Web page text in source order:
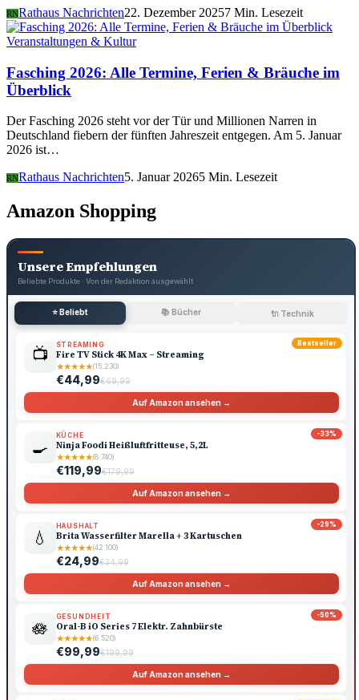
RNRathaus Nachrichten22. Dezember 20257 Min. Lesezeit
Veranstaltungen & Kultur
Fasching 2026: Alle Termine, Ferien & Bräuche im
Überblick
Der Fasching 2026 steht vor der Tür und Millionen Narren in
Deutschland fiebern der fünften Jahreszeit entgegen. Am 5. Januar
2026 ist…
RNRathaus Nachrichten5. Januar 20265 Min. Lesezeit
Amazon Shopping
Unsere Empfehlungen
Beliebte Produkte · Von der Redaktion ausgewählt
⭐ Beliebt 📚 Bücher 🔌 Technik
Bestseller
📺 STREAMING
Fire TV Stick 4K Max – Streaming
★★★★★(15.230)
€44,99€69,99
Auf Amazon ansehen →
-33%
🍳
KÜCHE
Ninja Foodi Heißluftfritteuse, 5,2L
★★★★★(8.740)
€119,99€179,99
Auf Amazon ansehen →
-29%
💧
HAUSHALT
Brita Wasserfilter Marella + 3 Kartuschen
★★★★★(42.100)
€24,99€34,99
Auf Amazon ansehen →
-50%
🪷
GESUNDHEIT
Oral-B iO Series 7 Elektr. Zahnbürste
★★★★★(6.520)
€99,99€199,99
Auf Amazon ansehen →